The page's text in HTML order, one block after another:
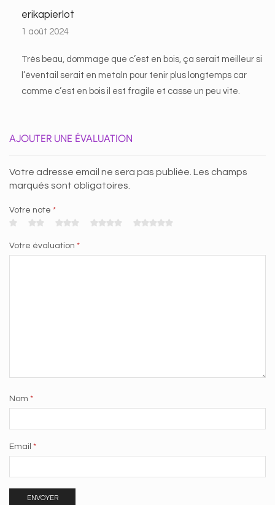
erikapierlot
1 août 2024
Très beau, dommage que c’est en bois, ça serait meilleur si
l’éventail serait en metaln pour tenir plus longtemps car
comme c’est en bois il est fragile et casse un peu vite.
AJOUTER UNE ÉVALUATION
Votre adresse email ne sera pas publiée. Les champs
marqués sont obligatoires.
Votre note *
Votre évaluation *
Nom *
Email *